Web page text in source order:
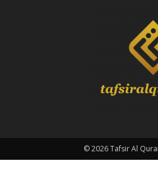
© 2026 Tafsir Al